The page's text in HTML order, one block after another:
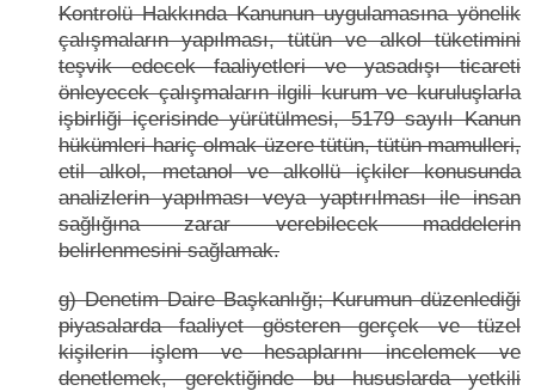
Kontrolü Hakkında Kanunun uygulamasına yönelik
çalışmaların yapılması, tütün ve alkol tüketimini
teşvik edecek faaliyetleri ve yasadışı ticareti
önleyecek çalışmaların ilgili kurum ve kuruluşlarla
işbirliği içerisinde yürütülmesi, 5179 sayılı Kanun
hükümleri hariç olmak üzere tütün, tütün mamulleri,
etil alkol, metanol ve alkollü içkiler konusunda
analizlerin yapılması veya yaptırılması ile insan
sağlığına zarar verebilecek maddelerin
belirlenmesini sağlamak.
g) Denetim Daire Başkanlığı; Kurumun düzenlediği
piyasalarda faaliyet gösteren gerçek ve tüzel
kişilerin işlem ve hesaplarını incelemek ve
denetlemek, gerektiğinde bu hususlarda yetkili